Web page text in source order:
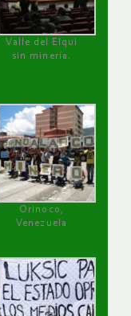
Valle del Elqui
sin minería.
Orinoco,
Venezuela